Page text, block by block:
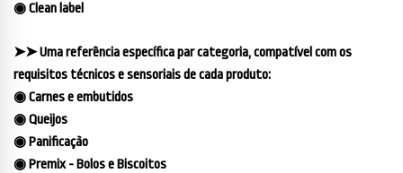
◉ Clean label
➤➤ Uma referência específica par categoria, compatível com os
requisitos técnicos e sensoriais de cada produto:
◉ Carnes e embutidos
◉ Queijos
◉ Panificação
◉ Premix - Bolos e Biscoitos